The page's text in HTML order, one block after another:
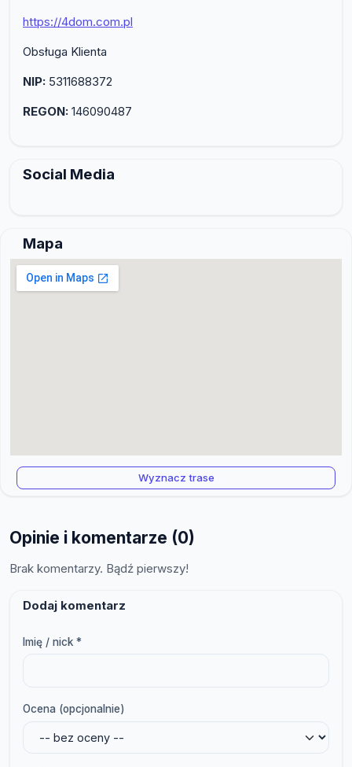
https://4dom.com.pl
Obsługa Klienta
NIP: 5311688372
REGON: 146090487
Social Media
Mapa
Wyznacz trase
Opinie i komentarze (0)
Brak komentarzy. Bądź pierwszy!
Dodaj komentarz
Imię / nick *
Ocena (opcjonalnie)